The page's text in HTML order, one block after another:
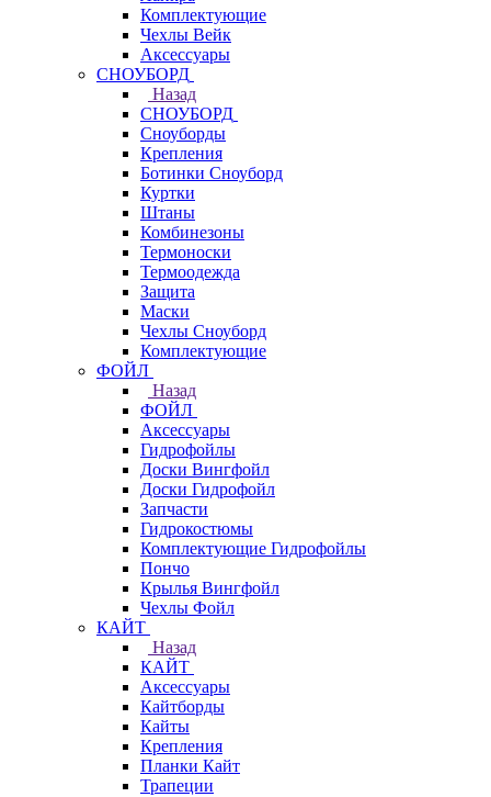
Комплектующие
Чехлы Вейк
Аксессуары
СНОУБОРД
Назад
СНОУБОРД
Сноуборды
Крепления
Ботинки Сноуборд
Куртки
Штаны
Комбинезоны
Термоноски
Термоодежда
Защита
Маски
Чехлы Сноуборд
Комплектующие
ФОЙЛ
Назад
ФОЙЛ
Аксессуары
Гидрофойлы
Доски Вингфойл
Доски Гидрофойл
Запчасти
Гидрокостюмы
Комплектующие Гидрофойлы
Пончо
Крылья Вингфойл
Чехлы Фойл
КАЙТ
Назад
КАЙТ
Аксессуары
Кайтборды
Кайты
Крепления
Планки Кайт
Трапеции